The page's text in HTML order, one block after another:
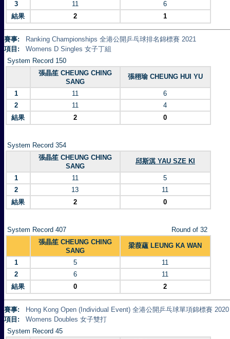
3 11
6
結果
2 1
賽事:
Ranking Championships 全港公開乒乓球排名錦標賽 2021
項目:
Womens D Singles 女子丁組
System Record 150
張晶笙 CHEUNG CHING
SANG
張栩瑜 CHEUNG HUI YU
1 11
6
2
11
4
結果
2 0
System Record 354
張晶笙 CHEUNG CHING
SANG
邱斯淇 YAU SZE KI
1 11
5
2
13
11
結果
2 0
System Record 407
Round of 32
張晶笙 CHEUNG CHING
SANG
梁葭蘊 LEUNG KA WAN
1 5
11
2
6
11
結果
0 2
賽事:
Hong Kong Open (Individual Event) 全港公開乒乓球單項錦標賽 2020
項目:
Womens Doubles 女子雙打
System Record 45